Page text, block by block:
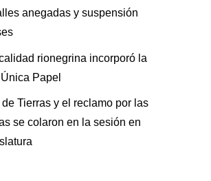
anegadas y suspensión
rionegrina incorporó la
Papel
de Tierras y el reclamo por las
se colaron en la sesión en